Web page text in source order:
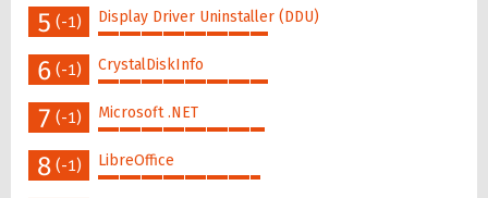
5 (-1) Display Driver Uninstaller (DDU)
6 (-1) CrystalDiskInfo
7 (-1) Microsoft .NET
8 (-1) LibreOffice